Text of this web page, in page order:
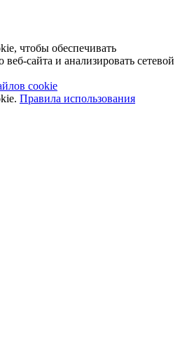
чтобы обеспечивать
сайта и анализировать сетевой
cookie
Правила использования